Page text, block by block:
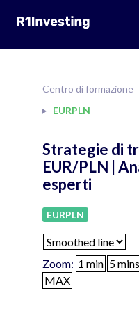
Centro di formazione
EURPLN
Strategie di
EUR/PLN |
esperti
EURPLN
Zoom: